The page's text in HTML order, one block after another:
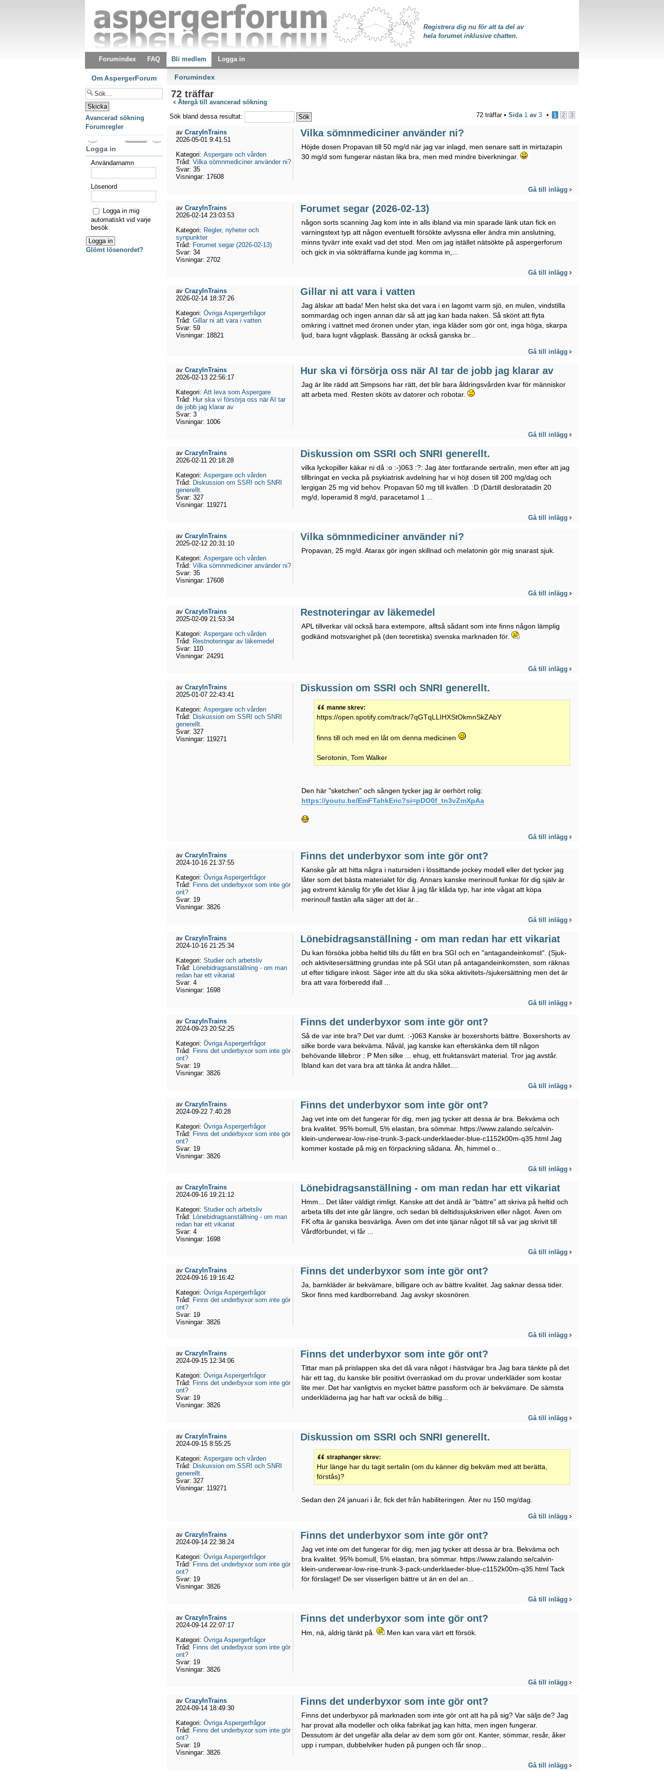
Registrera dig nu för att ta del av
hela forumet inklusive chatten.
Forumindex FAQ Bli medlem Logga in
Forumindex
72 träffar
Återgå till avancerad sökning
Sök bland dessa resultat:
72 träffar • Sida 1 av 3 • 1 2 3
Vilka sömnmediciner använder ni?
Höjde dosen Propavan till 50 mg/d när jag var inlagd, men senare satt in mirtazapin
30 mg/d som fungerar nästan lika bra, men med mindre biverkningar.
av CrazyInTrains
2026-05-01 9:41:51
Kategori: Aspergare och vården
Tråd: Vilka sömnmediciner använder ni?
Svar: 35
Visningar: 17608
Gå till inlägg
Forumet segar (2026-02-13)
någon sorts scanning Jag kom inte in alls ibland via min sparade länk utan fick en
varningstext typ att någon eventuellt försökte avlyssna eller ändra min anslutning,
minns tyvärr inte exakt vad det stod. Men om jag istället nätsökte på aspergerforum
och gick in via sökträffarna kunde jag komma in,...
av CrazyInTrains
2026-02-14 23:03:53
Kategori: Regler, nyheter och
synpunkter
Tråd: Forumet segar (2026-02-13)
Svar: 34
Visningar: 2702
Gå till inlägg
Gillar ni att vara i vatten
Jag älskar att bada! Men helst ska det vara i en lagomt varm sjö, en mulen, vindstilla
sommardag och ingen annan där så att jag kan bada naken. Så skönt att flyta
omkring i vattnet med öronen under ytan, inga kläder som gör ont, inga höga, skarpa
ljud, bara lugnt vågplask. Bassäng är också ganska br...
av CrazyInTrains
2026-02-14 18:37:26
Kategori: Övriga Aspergerfrågor
Tråd: Gillar ni att vara i vatten
Svar: 59
Visningar: 18821
Gå till inlägg
Hur ska vi försörja oss när AI tar de jobb jag klarar av
Jag är lite rädd att Simpsons har rätt, det blir bara åldringsvården kvar för människor
att arbeta med. Resten sköts av datorer och robotar.
av CrazyInTrains
2026-02-13 22:56:17
Kategori: Att leva som Aspergare
Tråd: Hur ska vi försörja oss när AI tar
de jobb jag klarar av
Svar: 3
Visningar: 1006
Gå till inlägg
Diskussion om SSRI och SNRI generellt.
vilka lyckopiller käkar ni då :o :-)063 :?: Jag äter fortfarande sertralin, men efter att jag
tillbringat en vecka på psykiatrisk avdelning har vi höjt dosen till 200 mg/dag och
lergigan 25 mg vid behov. Propavan 50 mg till kvällen. :D (Därtill desloratadin 20
mg/d, loperamid 8 mg/d, paracetamol 1 ...
av CrazyInTrains
2026-02-11 20:18:28
Kategori: Aspergare och vården
Tråd: Diskussion om SSRI och SNRI
generellt.
Svar: 327
Visningar: 119271
Gå till inlägg
Vilka sömnmediciner använder ni?
Propavan, 25 mg/d. Atarax gör ingen skillnad och melatonin gör mig snarast sjuk.
av CrazyInTrains
2025-02-12 20:31:10
Kategori: Aspergare och vården
Tråd: Vilka sömnmediciner använder ni?
Svar: 35
Visningar: 17608
Gå till inlägg
Restnoteringar av läkemedel
APL tillverkar väl också bara extempore, alltså sådant som inte finns någon lämplig
godkänd motsvarighet på (den teoretiska) svenska marknaden för.
av CrazyInTrains
2025-02-09 21:53:34
Kategori: Aspergare och vården
Tråd: Restnoteringar av läkemedel
Svar: 110
Visningar: 24291
Gå till inlägg
Diskussion om SSRI och SNRI generellt.
manne skrev:
https://open.spotify.com/track/7qGTqLLIHXStOkmnSkZAbY
finns till och med en låt om denna medicinen
Serotonin, Tom Walker
Den här "sketchen" och sången tycker jag är oerhört rolig:
https://youtu.be/EmFTahkEric?si=pDO0f_tn3vZmXpAa
av CrazyInTrains
2025-01-07 22:43:41
Kategori: Aspergare och vården
Tråd: Diskussion om SSRI och SNRI
generellt.
Svar: 327
Visningar: 119271
Gå till inlägg
Finns det underbyxor som inte gör ont?
Kanske går att hitta några i natursiden i lössittande jockey modell eller det tycker jag
låter som det bästa materialet för dig. Annars kanske merinoull funkar för dig själv är
jag extremt känslig för ylle det kliar å jag får klåda typ, har inte vågat att köpa
merinoull fastän alla säger att det är...
av CrazyInTrains
2024-10-16 21:37:55
Kategori: Övriga Aspergerfrågor
Tråd: Finns det underbyxor som inte gör
ont?
Svar: 19
Visningar: 3826
Gå till inlägg
Lönebidragsanställning - om man redan har ett vikariat
Du kan försöka jobba heltid tills du fått en bra SGI och en "antagandeinkomst". (Sjuk-
och aktivitesersättning grundas inte på SGI utan på antagandeinkomsten, som räknas
ut efter tidigare inkost. Säger inte att du ska söka aktivitets-/sjukersättning men det är
bra att vara förberedd ifall ...
av CrazyInTrains
2024-10-16 21:25:34
Kategori: Studier och arbetsliv
Tråd: Lönebidragsanställning - om man
redan har ett vikariat
Svar: 4
Visningar: 1698
Gå till inlägg
Finns det underbyxor som inte gör ont?
Så de var inte bra? Det var dumt. :-)063 Kanske är boxershorts bättre. Boxershorts av
silke borde vara bekväma. Nåväl, jag kanske kan efterskänka dem till någon
behövande lillebror : P Men silke ... ehug, ett fruktansvärt material. Tror jag avstår.
Ibland kan det vara bra att tänka åt andra hållet....
av CrazyInTrains
2024-09-23 20:52:25
Kategori: Övriga Aspergerfrågor
Tråd: Finns det underbyxor som inte gör
ont?
Svar: 19
Visningar: 3826
Gå till inlägg
Finns det underbyxor som inte gör ont?
Jag vet inte om det fungerar för dig, men jag tycker att dessa är bra. Bekväma och
bra kvalitet. 95% bomull, 5% elastan, bra sömmar. https://www.zalando.se/calvin-
klein-underwear-low-rise-trunk-3-pack-underklaeder-blue-c1152k00m-q35.html Jag
kommer kostade på mig en förpackning sådana. Åh, himmel o...
av CrazyInTrains
2024-09-22 7:40:28
Kategori: Övriga Aspergerfrågor
Tråd: Finns det underbyxor som inte gör
ont?
Svar: 19
Visningar: 3826
Gå till inlägg
Lönebidragsanställning - om man redan har ett vikariat
Hmm... Det låter väldigt rimligt. Kanske att det ändå är "bättre" att skriva på heltid och
arbeta tills det inte går längre, och sedan bli deltidssjukskriven eller något. Även om
FK ofta är ganska besvärliga. Även om det inte tjänar något till så var jag skrivit till
Vårdförbundet, vi får ...
av CrazyInTrains
2024-09-16 19:21:12
Kategori: Studier och arbetsliv
Tråd: Lönebidragsanställning - om man
redan har ett vikariat
Svar: 4
Visningar: 1698
Gå till inlägg
Finns det underbyxor som inte gör ont?
Ja, barnkläder är bekvämare, billigare och av bättre kvalitet. Jag saknar dessa tider.
Skor finns med kardborreband. Jag avskyr skosnören.
av CrazyInTrains
2024-09-16 19:16:42
Kategori: Övriga Aspergerfrågor
Tråd: Finns det underbyxor som inte gör
ont?
Svar: 19
Visningar: 3826
Gå till inlägg
Finns det underbyxor som inte gör ont?
Tittar man på prislappen ska det då vara något i hästvägar bra Jag bara tänkte på det
här ett tag, du kanske blir positivt överraskad om du provar underkläder som kostar
lite mer. Det har vanligtvis en mycket bättre passform och är bekvämare. De sämsta
underkläderna jag har haft var också de billig...
av CrazyInTrains
2024-09-15 12:34:06
Kategori: Övriga Aspergerfrågor
Tråd: Finns det underbyxor som inte gör
ont?
Svar: 19
Visningar: 3826
Gå till inlägg
Diskussion om SSRI och SNRI generellt.
straphanger skrev:
Hur länge har du tagit sertalin (om du känner dig bekväm med att berätta,
förstås)?
Sedan den 24 januari i år, fick det från habiliteringen. Äter nu 150 mg/dag.
av CrazyInTrains
2024-09-15 8:55:25
Kategori: Aspergare och vården
Tråd: Diskussion om SSRI och SNRI
generellt.
Svar: 327
Visningar: 119271
Gå till inlägg
Finns det underbyxor som inte gör ont?
Jag vet inte om det fungerar för dig, men jag tycker att dessa är bra. Bekväma och
bra kvalitet. 95% bomull, 5% elastan, bra sömmar. https://www.zalando.se/calvin-
klein-underwear-low-rise-trunk-3-pack-underklaeder-blue-c1152k00m-q35.html Tack
för förslaget! De ser visserligen bättre ut än en del an...
av CrazyInTrains
2024-09-14 22:38:24
Kategori: Övriga Aspergerfrågor
Tråd: Finns det underbyxor som inte gör
ont?
Svar: 19
Visningar: 3826
Gå till inlägg
Finns det underbyxor som inte gör ont?
Hm, nä, aldrig tänkt på. Men kan vara värt ett försök.
av CrazyInTrains
2024-09-14 22:07:17
Kategori: Övriga Aspergerfrågor
Tråd: Finns det underbyxor som inte gör
ont?
Svar: 19
Visningar: 3826
Gå till inlägg
Finns det underbyxor som inte gör ont?
Finns det underbyxor på marknaden som inte gör ont att ha på sig? Var säljs de? Jag
har provat alla modeller och olika fabrikat jag kan hitta, men ingen fungerar.
Dessutom är det ungefär alla delar av dem som gör ont. Kanter, sömmar, resår, åker
upp i rumpan, dubbelviker huden på pungen och får snop...
av CrazyInTrains
2024-09-14 18:49:30
Kategori: Övriga Aspergerfrågor
Tråd: Finns det underbyxor som inte gör
ont?
Svar: 19
Visningar: 3826
Gå till inlägg
Om AspergerForum
Avancerad sökning
Forumregler
Logga in
Användarnamn
Lösenord
Logga in mig
automatiskt vid varje
besök.
Glömt lösenordet?